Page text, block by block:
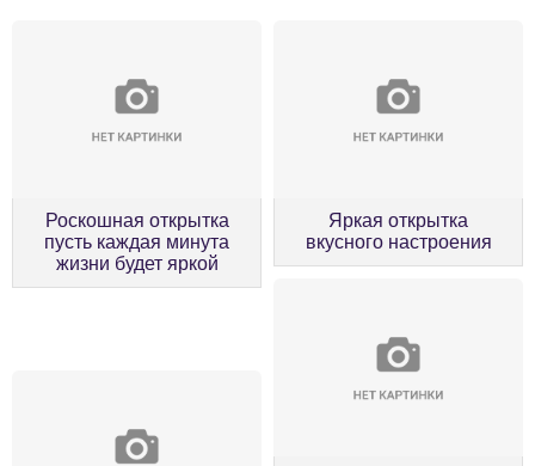
Роскошная открытка
пусть каждая минута
жизни будет яркой
Яркая открытка
вкусного настроения